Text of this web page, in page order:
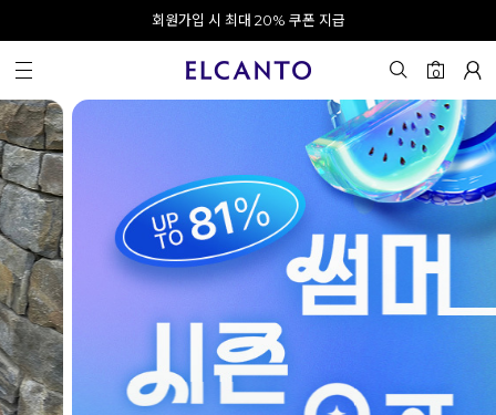
오전 10시 이전 결제 완료 시 오늘 출발!
회원가입 시 최대 20% 쿠폰 지급
카카오 채널 추가 시 10% 쿠폰 증정
0